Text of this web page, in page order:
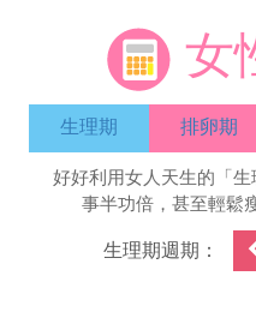
女
生理期 排卵期
好好利用女人天生的「
事半功倍，甚至輕鬆
生理期週期：